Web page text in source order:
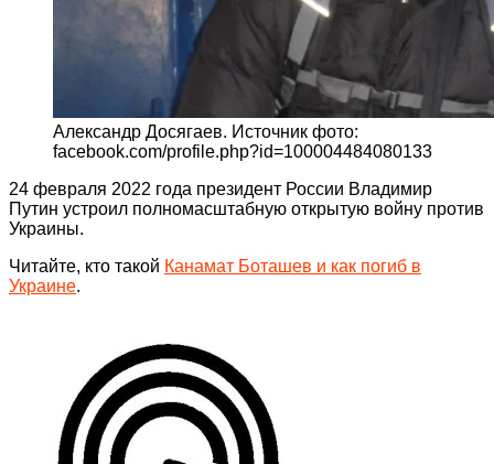
Александр Досягаев. Источник фото:
facebook.com/profile.php?id=100004484080133
24 февраля 2022 года президент России Владимир
Путин устроил полномасштабную открытую войну против
Украины.
Читайте, кто такой Канамат Боташев и как погиб в
Украине.